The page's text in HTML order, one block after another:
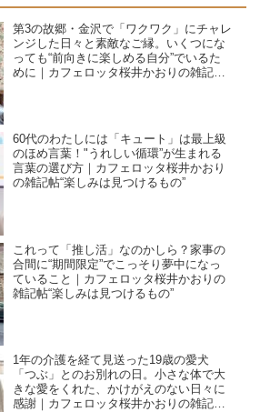
第3の故郷・金沢で「ワクワク」にチャレ
ンジした日々と素敵なご縁。いくつにな
っても“前向きに楽しめる自分”でいるた
めに｜カフェロッタ桜井かおりの雑記
60代のわたしには「キュート」は最上級
のほめ言葉！"うれしい循環”が生まれる
言葉の選び方｜カフェロッタ桜井かおり
の雑記帖“楽しみは見つけるもの”
これって「推し活」なのかしら？家事の
合間に“期間限定”でこっそり夢中になっ
ていること｜カフェロッタ桜井かおりの
雑記帖“楽しみは見つけるもの”
1年の介護を経て見送った19歳の愛犬
「つぶ」とのお別れの日。小さな体で大
きな愛をくれた、かけがえのない日々に
感謝｜カフェロッタ桜井かおりの雑記